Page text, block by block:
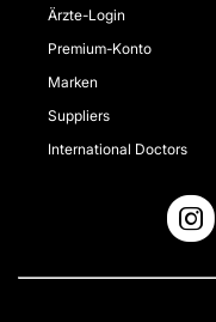
Ärzte-Login
Premium-Konto
Marken
Suppliers
International Doctors